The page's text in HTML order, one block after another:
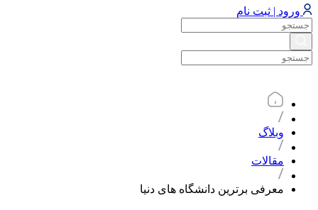
ورود | ثبت نام
وبلاگ
مقالات
معرفی برترین دانشگاه های دنیا